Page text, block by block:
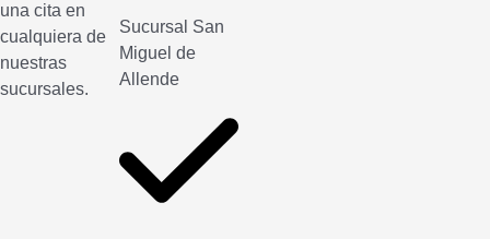
una cita en
cualquiera de
nuestras
sucursales.
Sucursal San
Miguel de
Allende